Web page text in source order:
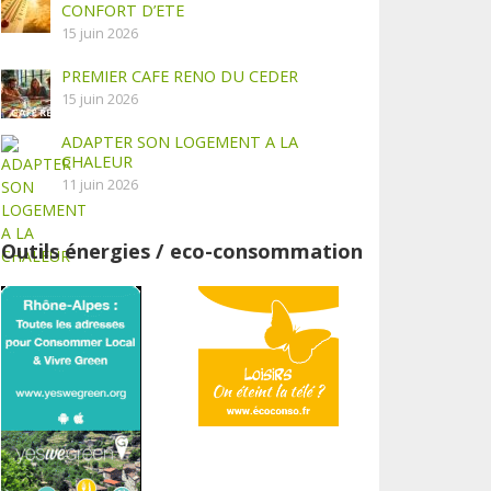
CONFORT D’ETE
15 juin 2026
PREMIER CAFE RENO DU CEDER
15 juin 2026
ADAPTER SON LOGEMENT A LA
CHALEUR
11 juin 2026
Outils énergies / eco-consommation